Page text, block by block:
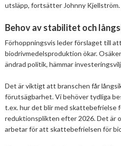
utsläpp, fortsätter Johnny Kjellström.
Behov av stabilitet och
Förhoppningsvis leder förslaget till
biodrivmedelsproduktion ökar.
ändrad politik, hämmar
Det är viktigt att branschen får
förutsägbarhet. Vi behöver tydliga
t.ex. hur det blir med skattebefrielse
reduktionsplikten efter 2026. Det är
arbetar för att skattebefrielsen för